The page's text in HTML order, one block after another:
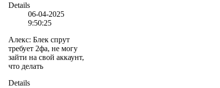
Details
06-04-2025
9:50:25
Алекс: Блек спрут
требует 2фа, не могу
зайти на свой аккаунт,
что делать
Details